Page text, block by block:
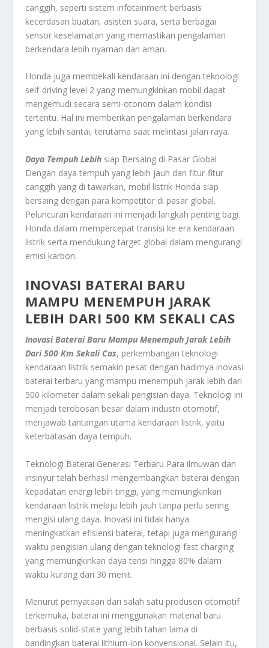
canggih, seperti sistem infotainment berbasis
kecerdasan buatan, asisten suara, serta berbagai
sensor keselamatan yang memastikan pengalaman
berkendara lebih nyaman dan aman.
Honda juga membekali kendaraan ini dengan teknologi
self-driving level 2 yang memungkinkan mobil dapat
mengemudi secara semi-otonom dalam kondisi
tertentu. Hal ini memberikan pengalaman berkendara
yang lebih santai, terutama saat melintasi jalan raya.
Daya Tempuh Lebih siap Bersaing di Pasar Global
Dengan daya tempuh yang lebih jauh dan fitur-fitur
canggih yang di tawarkan, mobil listrik Honda siap
bersaing dengan para kompetitor di pasar global.
Peluncuran kendaraan ini menjadi langkah penting bagi
Honda dalam mempercepat transisi ke era kendaraan
listrik serta mendukung target global dalam mengurangi
emisi karbon.
INOVASI BATERAI BARU
MAMPU MENEMPUH JARAK
LEBIH DARI 500 KM SEKALI CAS
Inovasi Baterai Baru Mampu Menempuh Jarak Lebih
Dari 500 Km Sekali Cas, perkembangan teknologi
kendaraan listrik semakin pesat dengan hadirnya inovasi
baterai terbaru yang mampu menempuh jarak lebih dari
500 kilometer dalam sekali pengisian daya. Teknologi ini
menjadi terobosan besar dalam industri otomotif,
menjawab tantangan utama kendaraan listrik, yaitu
keterbatasan daya tempuh.
Teknologi Baterai Generasi Terbaru Para ilmuwan dan
insinyur telah berhasil mengembangkan baterai dengan
kepadatan energi lebih tinggi, yang memungkinkan
kendaraan listrik melaju lebih jauh tanpa perlu sering
mengisi ulang daya. Inovasi ini tidak hanya
meningkatkan efisiensi baterai, tetapi juga mengurangi
waktu pengisian ulang dengan teknologi fast charging
yang memungkinkan daya terisi hingga 80% dalam
waktu kurang dari 30 menit.
Menurut pernyataan dari salah satu produsen otomotif
terkemuka, baterai ini menggunakan material baru
berbasis solid-state yang lebih tahan lama di
bandingkan baterai lithium-ion konvensional. Selain itu,